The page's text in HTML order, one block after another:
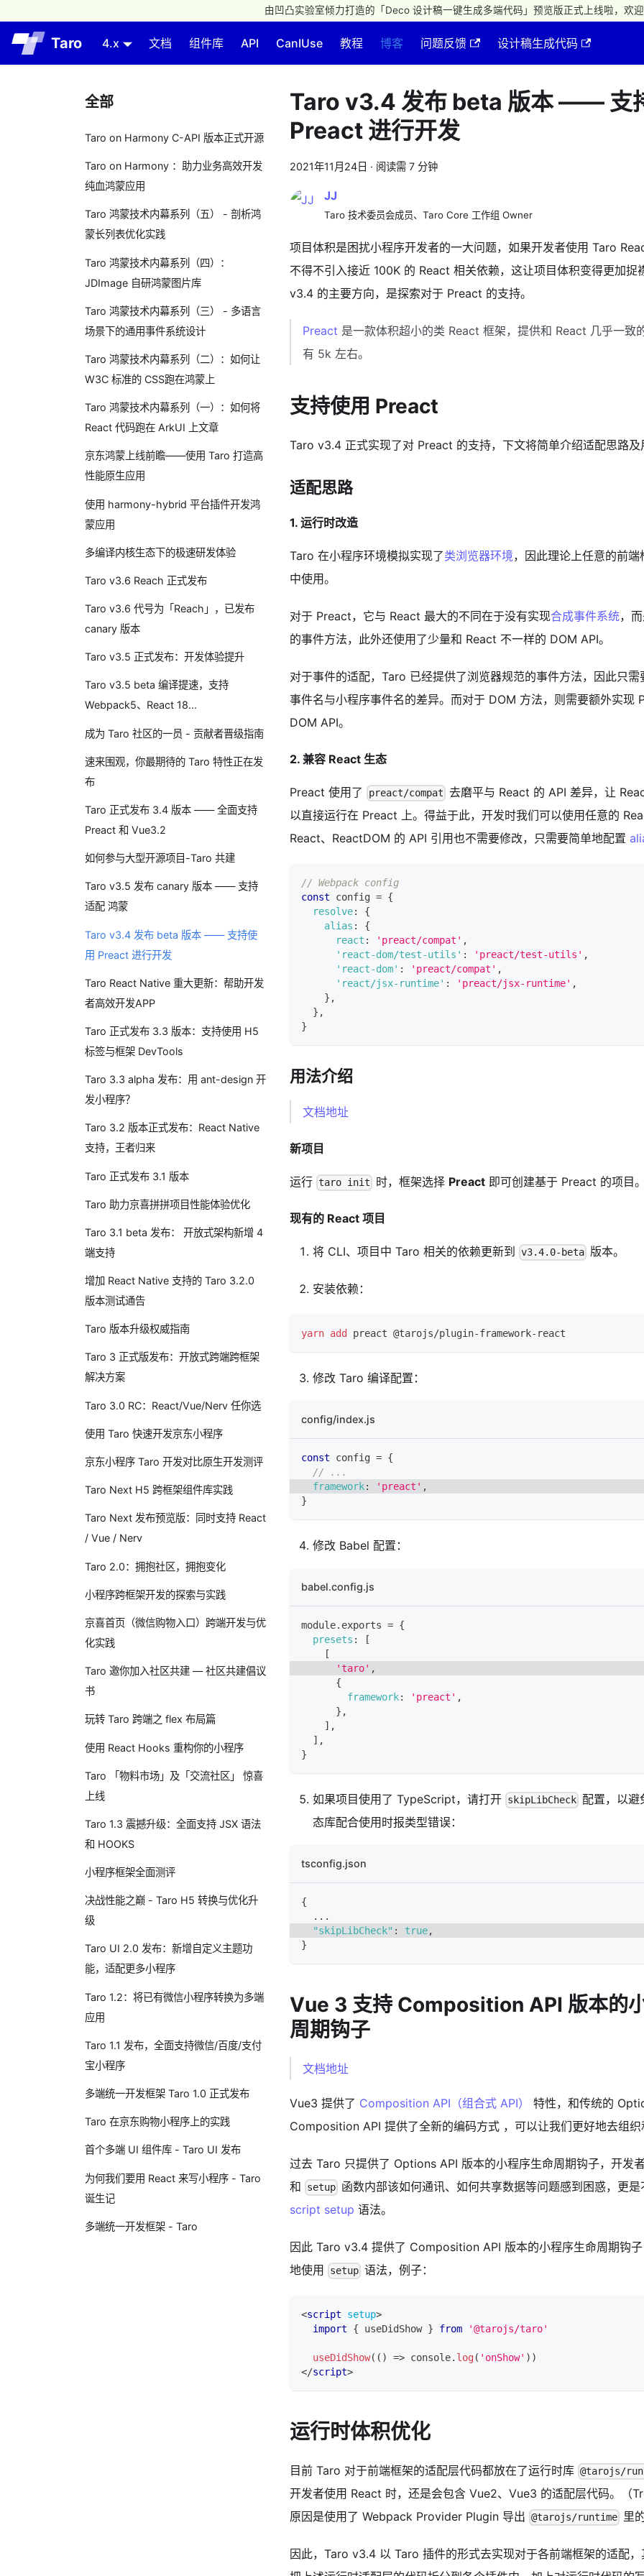
由凹凸实验室倾力打造的「Deco 设计稿一键生成多端代码」预览版正式上线啦，欢迎
Taro 4.x 文档 组件库 API CanIUse 教程 博客 问题反馈 设计稿生成代码
全部
Taro on Harmony C-API 版本正式开源
Taro on Harmony ：助力业务高效开发
纯血鸿蒙应用
Taro 鸿蒙技术内幕系列（五） - 剖析鸿
蒙长列表优化实践
Taro 鸿蒙技术内幕系列（四）：
JDImage 自研鸿蒙图片库
Taro 鸿蒙技术内幕系列（三） - 多语言
场景下的通用事件系统设计
Taro 鸿蒙技术内幕系列（二）：如何让
W3C 标准的 CSS跑在鸿蒙上
Taro 鸿蒙技术内幕系列（一）：如何将
React 代码跑在 ArkUI 上文章
京东鸿蒙上线前瞻——使用 Taro 打造高
性能原生应用
使用 harmony-hybrid 平台插件开发鸿
蒙应用
多编译内核生态下的极速研发体验
Taro v3.6 Reach 正式发布
Taro v3.6 代号为「Reach」，已发布
canary 版本
Taro v3.5 正式发布：开发体验提升
Taro v3.5 beta 编译提速，支持
Webpack5、React 18...
成为 Taro 社区的一员 - 贡献者晋级指南
速来围观，你最期待的 Taro 特性正在发
布
Taro 正式发布 3.4 版本 —— 全面支持
Preact 和 Vue3.2
如何参与大型开源项目-Taro 共建
Taro v3.5 发布 canary 版本 —— 支持
适配 鸿蒙
Taro v3.4 发布 beta 版本 —— 支持使
用 Preact 进行开发
Taro React Native 重大更新：帮助开发
者高效开发APP
Taro 正式发布 3.3 版本：支持使用 H5
标签与框架 DevTools
Taro 3.3 alpha 发布：用 ant-design 开
发小程序？
Taro 3.2 版本正式发布：React Native
支持，王者归来
Taro 正式发布 3.1 版本
Taro 助力京喜拼拼项目性能体验优化
Taro 3.1 beta 发布： 开放式架构新增 4
端支持
增加 React Native 支持的 Taro 3.2.0
版本测试通告
Taro 版本升级权威指南
Taro 3 正式版发布：开放式跨端跨框架
解决方案
Taro 3.0 RC：React/Vue/Nerv 任你选
使用 Taro 快速开发京东小程序
京东小程序 Taro 开发对比原生开发测评
Taro Next H5 跨框架组件库实践
Taro Next 发布预览版：同时支持 React
/ Vue / Nerv
Taro 2.0：拥抱社区，拥抱变化
小程序跨框架开发的探索与实践
京喜首页（微信购物入口）跨端开发与优
化实践
Taro 邀你加入社区共建 — 社区共建倡议
书
玩转 Taro 跨端之 flex 布局篇
使用 React Hooks 重构你的小程序
Taro 「物料市场」及「交流社区」 惊喜
上线
Taro 1.3 震撼升级：全面支持 JSX 语法
和 HOOKS
小程序框架全面测评
决战性能之巅 - Taro H5 转换与优化升
级
Taro UI 2.0 发布：新增自定义主题功
能，适配更多小程序
Taro 1.2：将已有微信小程序转换为多端
应用
Taro 1.1 发布，全面支持微信/百度/支付
宝小程序
多端统一开发框架 Taro 1.0 正式发布
Taro 在京东购物小程序上的实践
首个多端 UI 组件库 - Taro UI 发布
为何我们要用 React 来写小程序 - Taro
诞生记
多端统一开发框架 - Taro
Taro v3.4 发布 beta 版本 —— 支
Preact 进行开发
2021年11月24日 · 阅读需 7 分钟
JJ
Taro 技术委员会成员、Taro Core 工作组 Owner
项目体积是困扰小程序开发者的一大问题，如果开发者使用 Taro
不得不引入接近 100K 的 React 相关依赖，这让项目体积变得更加捉
v3.4 的主要方向，是探索对于 Preact 的支持。
Preact 是一款体积超小的类 React 框架，提供和 React 几乎一致
有 5k 左右。
支持使用 Preact
Taro v3.4 正式实现了对 Preact 的支持，下文将简单介绍适配思路及
适配思路
1. 运行时改造
Taro 在小程序环境模拟实现了类浏览器环境，因此理论上任意的前
中使用。
对于 Preact，它与 React 最大的不同在于没有实现合成事件系统，
的事件方法，此外还使用了少量和 React 不一样的 DOM API。
对于事件的适配，Taro 已经提供了浏览器规范的事件方法，因此只
事件名与小程序事件名的差异。而对于 DOM 方法，则需要额外实现
DOM API。
2. 兼容 React 生态
Preact 使用了 preact/compat 去磨平与 React 的 API 差异，让
以直接运行在 Preact 上。得益于此，开发时我们可以使用任意的
React、ReactDOM 的 API 引用也不需要修改，只需要简单地配置
// Webpack config
const config = {
resolve:
{
alias :
{
react : 'preact/compat' ,
'react-dom/test-utils' : 'preact/test-utils' ,
'react-dom' : 'preact/compat' ,
'react/jsx-runtime' : 'preact/jsx-runtime' ,
} ,
} ,
}
用法介绍
文档地址
新项目
运行 taro init 时，框架选择 Preact 即可创建基于 Preact 的项目
现有的 React 项目
将 CLI、项目中 Taro 相关的依赖更新到 v3.4.0-beta 版本。
安装依赖：
yarn add preact @tarojs/plugin-framework-react
修改 Taro 编译配置：
config/index.js
const config = {
// ...
framework: 'preact' ,
}
修改 Babel 配置：
babel.config.js
module. exports = {
presets :
[
[
'taro' ,
{
framework: 'preact' ,
} ,
] ,
] ,
}
如果项目使用了 TypeScript，请打开 skipLibCheck 配置，以
态库配合使用时报类型错误：
tsconfig.json
{
...
"skipLibCheck" : true,
}
Vue 3 支持 Composition API 版本的
周期钩子
文档地址
Vue3 提供了 Composition API（组合式 API）
特性，和传统的
Composition API 提供了全新的编码方式 ，可以让我们更好地去组
过去 Taro 只提供了 Options API 版本的小程序生命周期钩子，开发
和
setup 函数内部该如何通讯、如何共享数据等问题感到困惑，更
script setup 语法。
因此 Taro v3.4 提供了 Composition API 版本的小程序生命周期钩
地使用
setup 语法，例子：
<script setup>
import
{ useDidShow } from '@tarojs/taro'
useDidShow( ( ) => console. log( 'onShow' ) )
</script>
运行时体积优化
目前 Taro 对于前端框架的适配层代码都放在了运行时库 @tarojs/
开发者使用 React 时，还是会包含 Vue2、Vue3 的适配层代码。（
原因是使用了 Webpack Provider Plugin 导出 @tarojs/runtime 里
因此，Taro v3.4 以 Taro 插件的形式去实现对于各前端框架的适配